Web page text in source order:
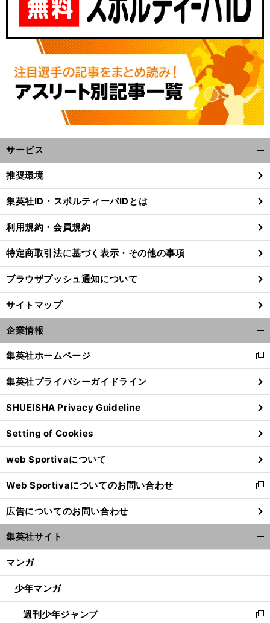
【
木
】
？
サービス
閉
る
推奨環境
集英社ID・スポルティーバIDとは
利用規約・会員規約
特定商取引法に基づく表示・その他の事項
ブラウザプッシュ通知について
サイトマップ
企業情報
閉
る
集英社ホームページ
新
し
い
ウ
ィ
ン
ド
ウ
で
開
く
集英社プライバシーガイドライン
SHUEISHA Privacy Guideline
Setting of Cookies
web Sportivaについて
Web Sportivaについてのお問い合わせ
新
し
い
ウ
ィ
ン
ウ
開
く
広告についてのお問い合わせ
集英社サイト
マンガ
少年マンガ
週刊少年ジャンプ
新